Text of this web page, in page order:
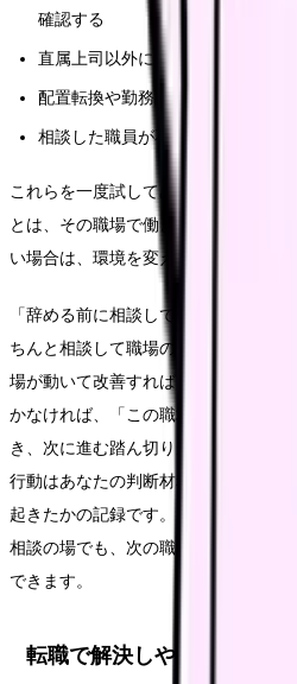
確認する
直属上司以外に相談できるルート
配置転換や勤務調整の相談ができ
相談した職員が不利益を受けない
これらを一度試してみて、職場が真
とは、その職場で働き続けられるか
い場合は、環境を変える判断も現実的
「辞める前に相談しても無駄」と感
ちんと相談して職場の反応を見てお
場が動いて改善すれば、転職という
かなければ、「この職場では守って
き、次に進む踏ん切りがつきます。
行動はあなたの判断材料を増やしま
起きたかの記録です。日時・相手・内
相談の場でも、次の職場を選ぶ時に
できます。
転職で解決しやすいこと・